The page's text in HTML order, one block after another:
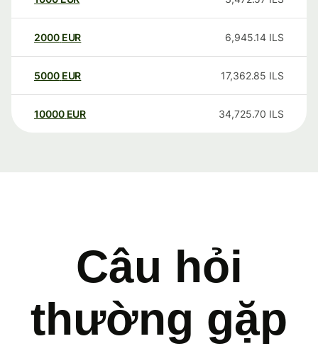
2000 EUR 6,945.14 ILS
5000 EUR 17,362.85 ILS
10000 EUR 34,725.70 ILS
Câu hỏi
thường gặp